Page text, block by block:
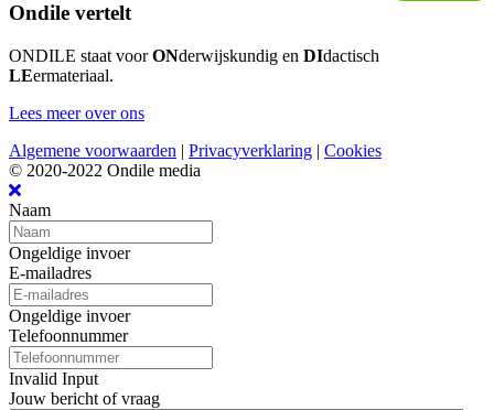
Ondile vertelt
ONDILE staat voorONderwijskundig en DIdactisch
LEermateriaal.
Lees meer over ons
Algemene voorwaarden | Privacyverklaring | Cookies
© 2020-2022 Ondile media
Naam
Ongeldige invoer
E-mailadres
Ongeldige invoer
Telefoonnummer
Invalid Input
Jouw bericht of vraag